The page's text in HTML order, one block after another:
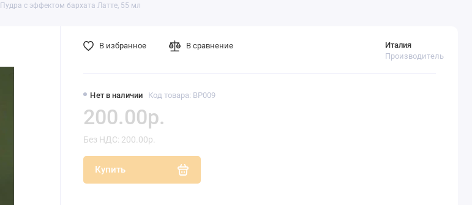
Пудра с эффектом бархата Латте, 55 мл
Нет в наличии Код товара: BP009
Италия
Производитель
200.00р.
Без НДС: 200.00р.
Купить
В избранное В сравнение